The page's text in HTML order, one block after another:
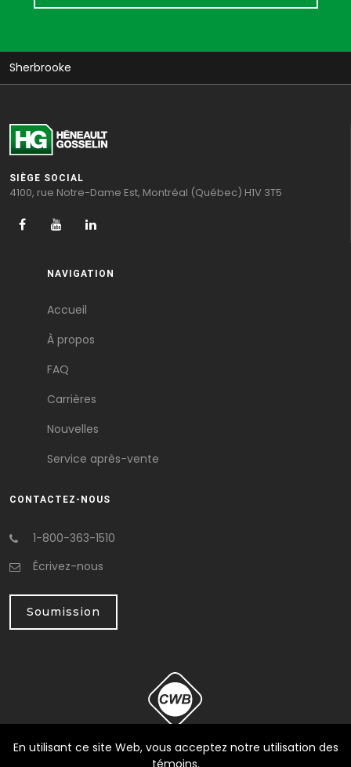
Sherbrooke
SIÈGE SOCIAL
4100, rue Notre-Dame Est, Montréal (Québec) H1V 3T5
NAVIGATION
Accueil
À propos
FAQ
Carrières
Nouvelles
Service après-vente
CONTACTEZ-NOUS
1-800-363-1510
Écrivez-nous
Soumission
En utilisant ce site Web, vous acceptez notre utilisation des
témoins.